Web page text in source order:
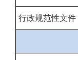
行政规范性文件